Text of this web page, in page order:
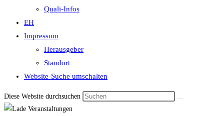
Quali-Infos
EH
Impressum
Herausgeber
Standort
Website-Suche umschalten
Diese Website durchsuchen